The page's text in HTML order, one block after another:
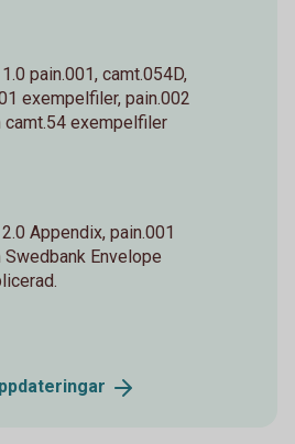
pain.001, camt.054D,
exempelfiler, pain.002
exempelfiler
Appendix, pain.001
Envelope